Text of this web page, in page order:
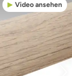
Video ansehen